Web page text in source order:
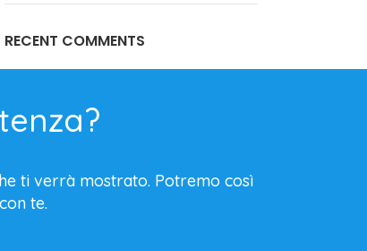
RECENT COMMENTS
ti verrà mostrato. Potremo così
te.